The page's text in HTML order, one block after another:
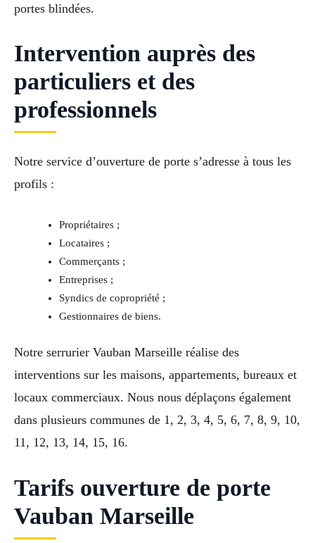
portes blindées.
Intervention auprès des
particuliers et des
professionnels
Notre service d’ouverture de porte s’adresse à tous les
profils :
Propriétaires ;
Locataires ;
Commerçants ;
Entreprises ;
Syndics de copropriété ;
Gestionnaires de biens.
Notre serrurier Vauban Marseille réalise des
interventions sur les maisons, appartements, bureaux et
locaux commerciaux. Nous nous déplaçons également
dans plusieurs communes de 1, 2, 3, 4, 5, 6, 7, 8, 9, 10,
11, 12, 13, 14, 15, 16.
Tarifs ouverture de porte
Vauban Marseille